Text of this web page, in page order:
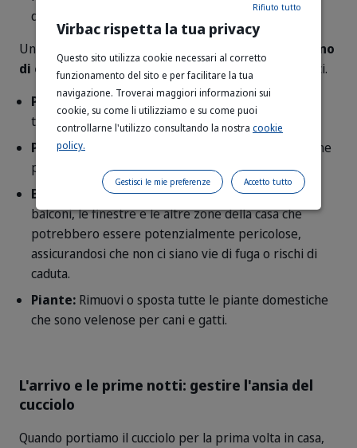
A7R00286
flgVZJQNFuxPzQSa07LG--4--
digestivi.
Un piccolo cucciolo è per natura un
esploratore pieno
di energie
, il che lo espone a molti pericoli domestici.
Prodotti Tossici:Tieni sotto chiave tutti i prodotti
tossici, detergenti, farmaci e veleni.
Pericoli Elettrici:
Nascondi o isola i cavi elettrici che
potrebbero essere rosicchiati (rischio di scosse).
Balconi e Finestre:È importante controllare i
balconi, le finestre e le altre zone della casa che
potrebbero essere potenzialmente pericolose,
assicurandosi che non ci siano vie di fuga o rischi di
caduta.
Piante: Rimuovi o sposta tutte le piante domestiche
che sono velenose per cani e gatti.
L'arrivo e le prime notti: gestire l'ansia del
cucciolo
Quando portiamo il cucciolo per la prima volta in casa,
Virbac rispetta la tua privacy
Questo sito utilizza cookie necessari al corretto
funzionamento del sito e per facilitare la tua
navigazione. Troverai maggiori informazioni sui
cookie, su come li utilizziamo e su come puoi
controllarne l'utilizzo consultando la nostra cookie
policy.
Rifiuto tutto
Accetto tutto
Gestisci le mie preferenze